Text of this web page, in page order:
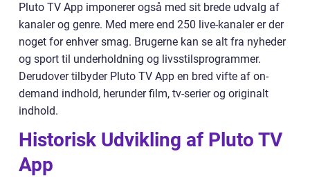
Pluto TV App imponerer også med sit brede udvalg af
kanaler og genre. Med mere end 250 live-kanaler er der
noget for enhver smag. Brugerne kan se alt fra nyheder
og sport til underholdning og livsstilsprogrammer.
Derudover tilbyder Pluto TV App en bred vifte af on-
demand indhold, herunder film, tv-serier og originalt
indhold.
Historisk Udvikling af Pluto TV
App